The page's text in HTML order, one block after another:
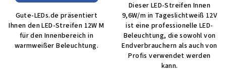
Gute-LEDs.de präsentiert
Ihnen den LED-Streifen 12W M
für den Innenbereich in
warmweißer Beleuchtung.
Dieser LED-Streifen Innen
9,6W/m in Tageslichtweiß 12V
ist eine professionelle LED-
Beleuchtung, die sowohl von
Endverbrauchern als auch von
Profis verwendet werden
kann.